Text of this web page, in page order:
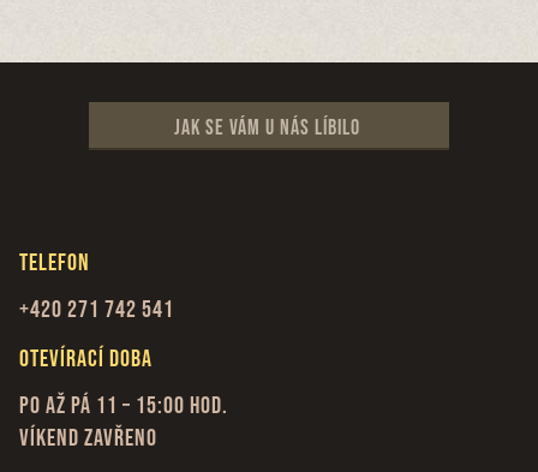
Jak se vám u nás líbilo
Telefon
+420 271 742 541
Otevírací doba
Po až Pá 11 – 15:00 hod.
Víkend zavřeno